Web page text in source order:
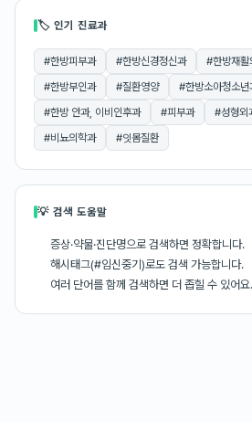
🏷 인기 진료과
#한방피부과 #한방신경정신과 #한방재활
#한방부인과 #질환영양 #한방소아청소년
#한방 안과, 이비인후과 #피부과 #성형외
#비뇨의학과 #잇몸질환
💡 검색 도움말
증상·약물·진단명으로 검색하면 정확합니다.
해시태그(#임신중기)로도 검색 가능합니다.
여러 단어를 함께 검색하면 더 좁힐 수 있어요.